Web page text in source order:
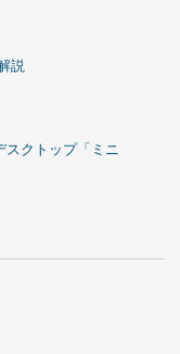
説
スクトップ「ミニ